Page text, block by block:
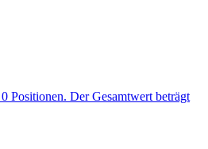
Positionen. Der Gesamtwert beträgt